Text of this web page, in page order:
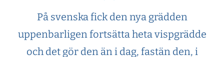
På svenska fick den nya grädden
uppenbarligen fortsätta heta vispgrädde
och det gör den än i dag, fastän den, i